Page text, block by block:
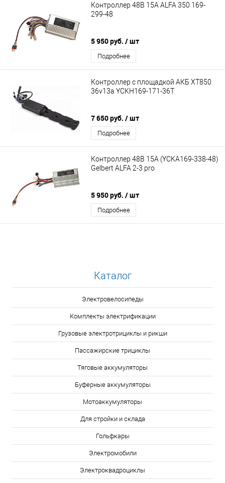
Контроллер 48В 15А ALFA 350 169-
299-48
5 950 руб. / шт
Подробнее
Контроллер с площадкой АКБ XT850
36v13a YCKH169-171-36T
7 650 руб. / шт
Подробнее
Контроллер 48В 15А (YCKA169-338-48)
Gelbert ALFA 2-3 pro
5 950 руб. / шт
Подробнее
Каталог
Электровелосипеды
Комплекты электрификации
Грузовые электротрициклы и рикши
Пассажирские трициклы
Тяговые аккумуляторы
Буферные аккумуляторы
Мотоаккумуляторы
Для стройки и склада
Гольфкары
Электромобили
Электроквадроциклы